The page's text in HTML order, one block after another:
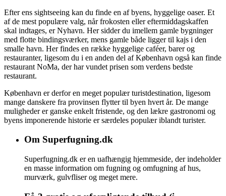
Efter ens sightseeing kan du finde en af byens, hyggelige oaser. Et
af de mest populære valg, når frokosten eller eftermiddagskaffen
skal indtages, er Nyhavn. Her sidder du imellem gamle bygninger
med flotte bindingsværker, mens gamle både ligger til kajs i den
smalle havn. Her findes en række hyggelige caféer, barer og
restauranter, ligesom du i en anden del af København også kan finde
restaurant NoMa, der har vundet prisen som verdens bedste
restaurant.
København er derfor en meget populær turistdestination, ligesom
mange danskere fra provinsen flytter til byen hvert år. De mange
muligheder er ganske enkelt fristende, og den lækre gastronomi og
byens imponerende historie er særdeles populær iblandt turister.
Om Superfugning.dk
Superfugning.dk er en uafhængig hjemmeside, der indeholder
en masse information om fugning og omfugning af hus,
murværk, gulvfliser og meget mere.